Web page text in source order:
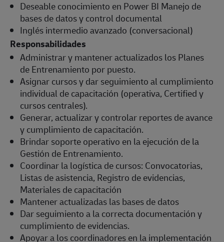
Deseable conocimiento en Power BI Manejo de
bases de datos y control documental
Inglés intermedio avanzado (conversacional)
Responsabilidades
Administrar y mantener actualizados los Planes
de Entrenamiento por puesto.
Asignar cursos y dar seguimiento al cumplimiento
individual de capacitación (operativa, Certified y
cursos centrales).
Generar, actualizar y controlar reportes de avance
y cumplimiento de capacitación.
Brindar soporte operativo en la ejecución de la
Gestión de Entrenamiento.
Coordinar la logística de cursos: Convocatorias,
Listas de asistencia, Registro de evidencias,
Materiales de capacitación
Mantener actualizadas las bases de datos
Dar seguimiento a la correcta documentación y
cumplimiento de evidencias.
Apoyar a los coordinadores en la implementación